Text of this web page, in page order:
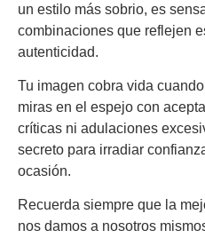
un estilo más sobrio, es
combinaciones que reflejen
autenticidad.
Tu imagen cobra vida
miras en el espejo con
críticas ni adulaciones
secreto para irradiar
ocasión.
Recuerda siempre que la
nos damos a nosotros